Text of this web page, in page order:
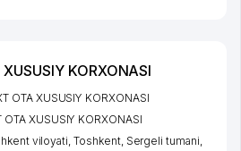
KORXONASI
OTA XUSUSIY KORXONASI
OTA XUSUSIY KORXONASI
viloyati ,Toshkent, Sergeli tumani